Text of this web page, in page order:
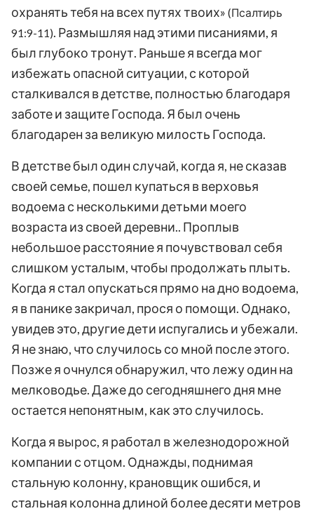
охранять тебя на всех путях твоих» (Псалтирь
91:9-11). Размышляя над этими писаниями, я
был глубоко тронут. Раньше я всегда мог
избежать опасной ситуации, с которой
сталкивался в детстве, полностью благодаря
заботе и защите Господа. Я был очень
благодарен за великую милость Господа.
В детстве был один случай, когда я, не сказав
своей семье, пошел купаться в верховья
водоема с несколькими детьми моего
возраста из своей деревни.. Проплыв
небольшое расстояние я почувствовал себя
слишком усталым, чтобы продолжать плыть.
Когда я стал опускаться прямо на дно водоема,
я в панике закричал, прося о помощи. Однако,
увидев это, другие дети испугались и убежали.
Я не знаю, что случилось со мной после этого.
Позже я очнулся обнаружил, что лежу один на
мелководье. Даже до сегодняшнего дня мне
остается непонятным, как это случилось.
Когда я вырос, я работал в железнодорожной
компании с отцом. Однажды, поднимая
стальную колонну, крановщик ошибся, и
стальная колонна длиной более десяти метров